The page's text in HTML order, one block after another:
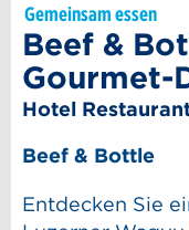
Gemeinsam essen
Beef &
Gourmet-
Hotel
Beef & Bottle
Entdecken Sie